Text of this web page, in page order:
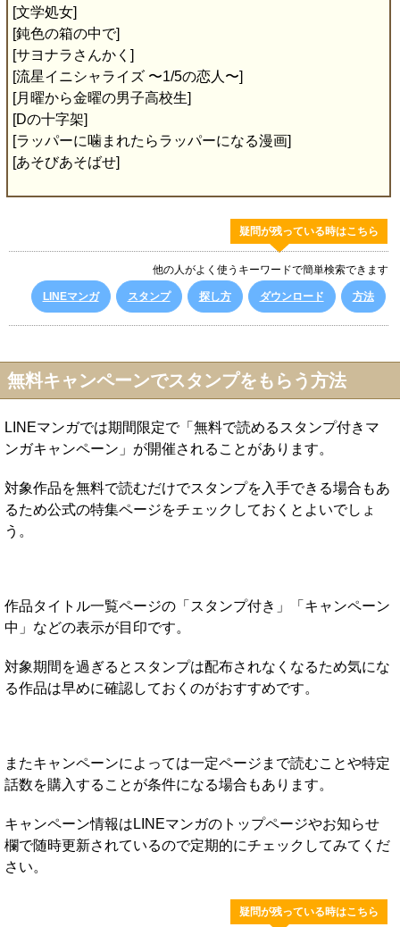
[文学処女]
[鈍色の箱の中で]
[サヨナラさんかく]
[流星イニシャライズ 〜1/5の恋人〜]
[月曜から金曜の男子高校生]
[Dの十字架]
[ラッパーに噛まれたらラッパーになる漫画]
[あそびあそばせ]
疑問が残っている時はこちら
他の人がよく使うキーワードで簡単検索できます
LINEマンガ スタンプ 探し方 ダウンロード 方法
無料キャンペーンでスタンプをもらう方法
LINEマンガでは期間限定で「無料で読めるスタンプ付きマ
ンガキャンペーン」が開催されることがあります。
対象作品を無料で読むだけでスタンプを入手できる場合もあ
るため公式の特集ページをチェックしておくとよいでしょ
う。
作品タイトル一覧ページの「スタンプ付き」「キャンペーン
中」などの表示が目印です。
対象期間を過ぎるとスタンプは配布されなくなるため気にな
る作品は早めに確認しておくのがおすすめです。
またキャンペーンによっては一定ページまで読むことや特定
話数を購入することが条件になる場合もあります。
キャンペーン情報はLINEマンガのトップページやお知らせ
欄で随時更新されているので定期的にチェックしてみてくだ
さい。
疑問が残っている時はこちら